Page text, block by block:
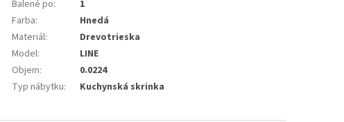
Balené po:
1
Farba:
Hnedá
Materiál:
Drevotrieska
Model:
LINE
Objem:
0.0224
Typ nábytku: Kuchynská skrinka